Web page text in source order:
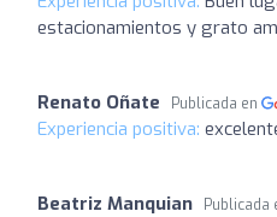
estacionamientos y grato
Renato Oñate Publicada en
Experiencia positiva:
Beatriz Manquian Publicada